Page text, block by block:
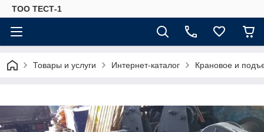
ТОО ТЕСТ-1
Товары и услуги Интернет-каталог Крановое и